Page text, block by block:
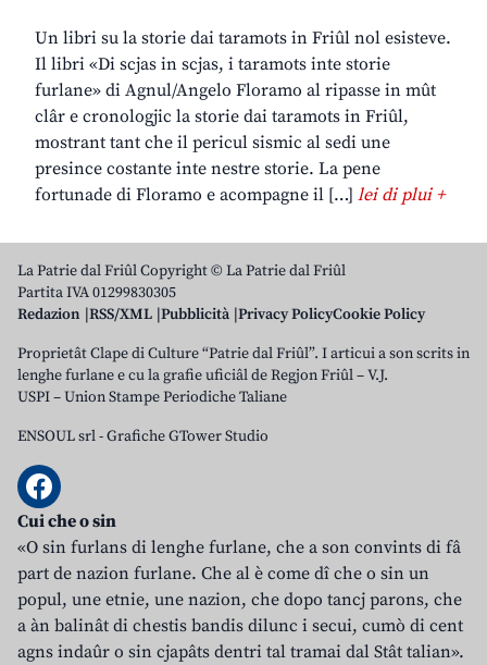
Un libri su la storie dai taramots in Friûl nol esisteve.
Il libri «Di scjas in scjas, i taramots inte storie
furlane» di Agnul/Angelo Floramo al ripasse in mût
clâr e cronologjic la storie dai taramots in Friûl,
mostrant tant che il pericul sismic al sedi une
presince costante inte nestre storie. La pene
fortunade di Floramo e acompagne il […] lei di plui +
La Patrie dal Friûl Copyright © La Patrie dal Friûl
Partita IVA 01299830305
Redazion RSS/XML Pubblicità Privacy PolicyCookie Policy
Proprietât Clape di Culture “Patrie dal Friûl”. I articui a son scrits in
lenghe furlane e cu la grafie uficiâl de Regjon Friûl – V.J.
USPI – Union Stampe Periodiche Taliane
ENSOUL srl-Grafiche GTower Studio
Cui che o sin
«O sin furlans di lenghe furlane, che a son convints di fâ
part de nazion furlane. Che al è come dî che o sin un
popul, une etnie, une nazion, che dopo tancj parons, che
a àn balinât di chestis bandis dilunc i secui, cumò di cent
agns indaûr o sin cjapâts dentri tal tramai dal Stât talian».